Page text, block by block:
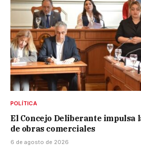
POLÍTICA
El Concejo Deliberante impulsa
de obras comerciales
6 de agosto de 2026